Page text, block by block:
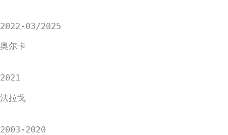
2022-03/2025
奥尔卡
2021
法拉戈
2003-2020